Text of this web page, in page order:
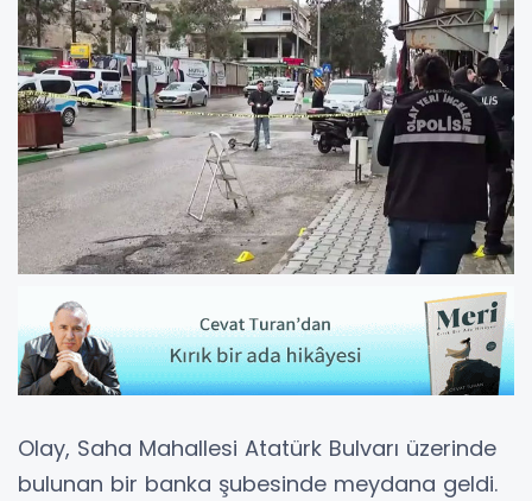
Olay, Saha Mahallesi Atatürk Bulvarı üzerinde
bulunan bir banka şubesinde meydana geldi.